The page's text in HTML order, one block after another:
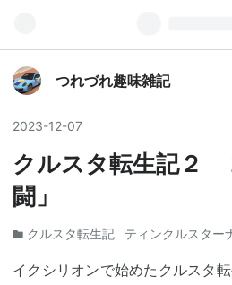
つれづれ趣味雑記
2023-12-07
クルスタ転生記２
闘」
クルスタ転生記 ティンクルスター
イクシリオンで始めたクルスタ